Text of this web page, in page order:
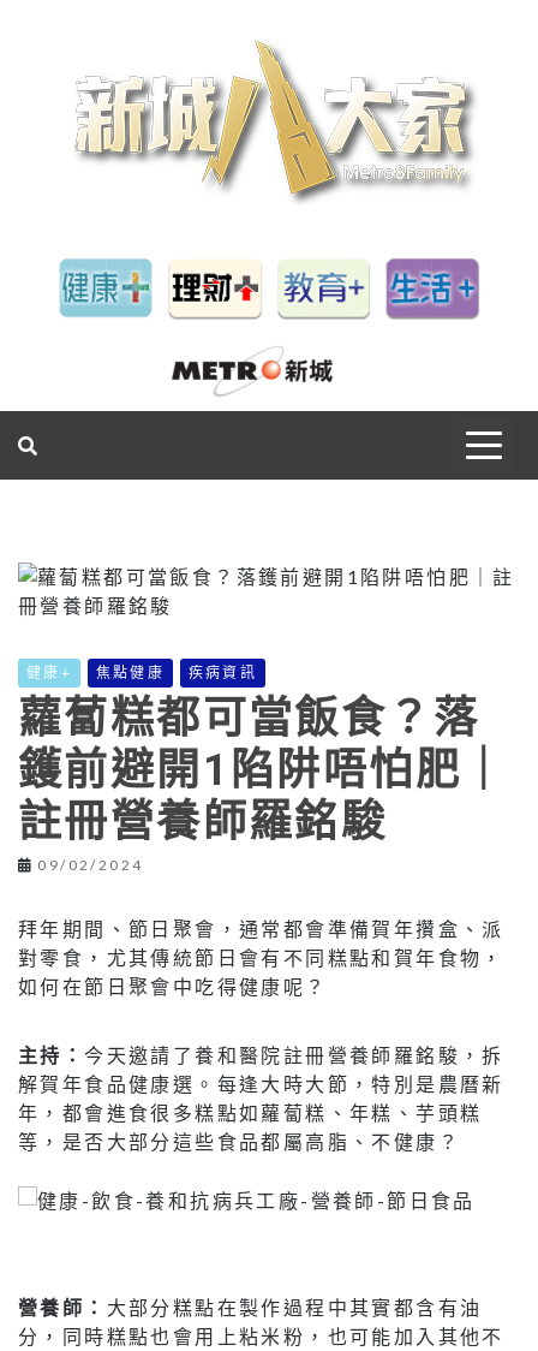
健康+ 焦點健康 疾病資訊
蘿蔔糕都可當飯食？落
鑊前避開1陷阱唔怕肥｜
註冊營養師羅銘駿
09/02/2024
拜年期間、節日聚會，通常都會準備賀年攢盒、派
對零食，尤其傳統節日會有不同糕點和賀年食物，
如何在節日聚會中吃得健康呢？
主持：今天邀請了養和醫院註冊營養師羅銘駿，拆
解賀年食品健康選。每逢大時大節，特別是農曆新
年，都會進食很多糕點如蘿蔔糕、年糕、芋頭糕
等，是否大部分這些食品都屬高脂、不健康？
營養師： 大部分糕點在製作過程中其實都含有油
分，同時糕點也會用上粘米粉，也可能加入其他不